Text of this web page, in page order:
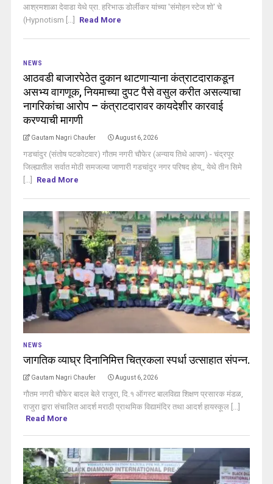
आश्रमशाळा देवाडा येथे प्रा. हरिभाऊ डोर्लीकर यांच्या 'संमोहन स्टेज शो' चे
(Hypnotism [...]
Read More
NEWS
आठवडी बाजारपेठेत दुकान थाटणाऱ्याना कंत्राटदाराकडून
असभ्य वागणूक, नियमाच्या दुपट पैसे वसुल करीत असल्याचा
नागरिकांचा आरोप – कंत्राटदारावर कायदेशीर कारवाई
करण्याची मागणी
Gautam Nagri Chaufer August 6, 2026
गडचांदुर (संतोष पटकोटवार) गौतम नगरी चौफेर (अन्याय तिथे आपण) - चंद्रपूर
जिल्ह्यातील सर्वात मोठी समजल्या जाणारी गडचांदुर नगर परिषद होय,, येथे तीन सिमे
[...]
Read More
NEWS
जागतिक व्याघ्र दिनानिमित्त चित्रकला स्पर्धा उत्साहात संपन्न.
Gautam Nagri Chaufer August 6, 2026
गौतम नगरी चौफेर बादल बेले राजुरा, दि.१ ऑगस्ट बालविद्या शिक्षण प्रसारक मंडळ,
राजुरा द्वारा संचालित आदर्श मराठी प्राथमिक विद्यामंदिर तथा आदर्श हायस्कूल [...]
Read More